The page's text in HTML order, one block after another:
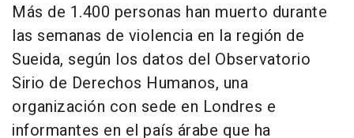
Más de 1.400 personas han muerto durante
las semanas de violencia en la región de
Sueida, según los datos del Observatorio
Sirio de Derechos Humanos, una
organización con sede en Londres e
informantes en el país árabe que ha